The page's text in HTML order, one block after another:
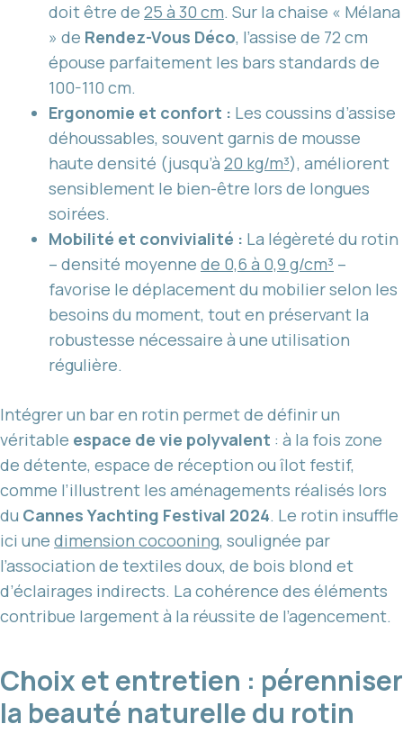
doit être de 25 à 30 cm. Sur la chaise « Mélana
» de Rendez-Vous Déco, l’assise de 72 cm
épouse parfaitement les bars standards de
100-110 cm.
Ergonomie et confort : Les coussins d’assise
déhoussables, souvent garnis de mousse
haute densité (jusqu’à 20 kg/m³), améliorent
sensiblement le bien-être lors de longues
soirées.
Mobilité et convivialité : La légèreté du rotin
– densité moyenne de 0,6 à 0,9 g/cm³ –
favorise le déplacement du mobilier selon les
besoins du moment, tout en préservant la
robustesse nécessaire à une utilisation
régulière.
Intégrer un bar en rotin permet de définir un
véritable espace de vie polyvalent : à la fois zone
de détente, espace de réception ou îlot festif,
comme l’illustrent les aménagements réalisés lors
du Cannes Yachting Festival 2024. Le rotin insuffle
ici une dimension cocooning, soulignée par
l’association de textiles doux, de bois blond et
d’éclairages indirects. La cohérence des éléments
contribue largement à la réussite de l’agencement.
Choix et entretien : pérenniser
la beauté naturelle du rotin